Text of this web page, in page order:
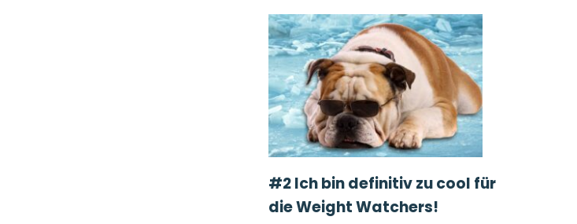
#2 Ich bin definitiv zu cool für
die Weight Watchers!